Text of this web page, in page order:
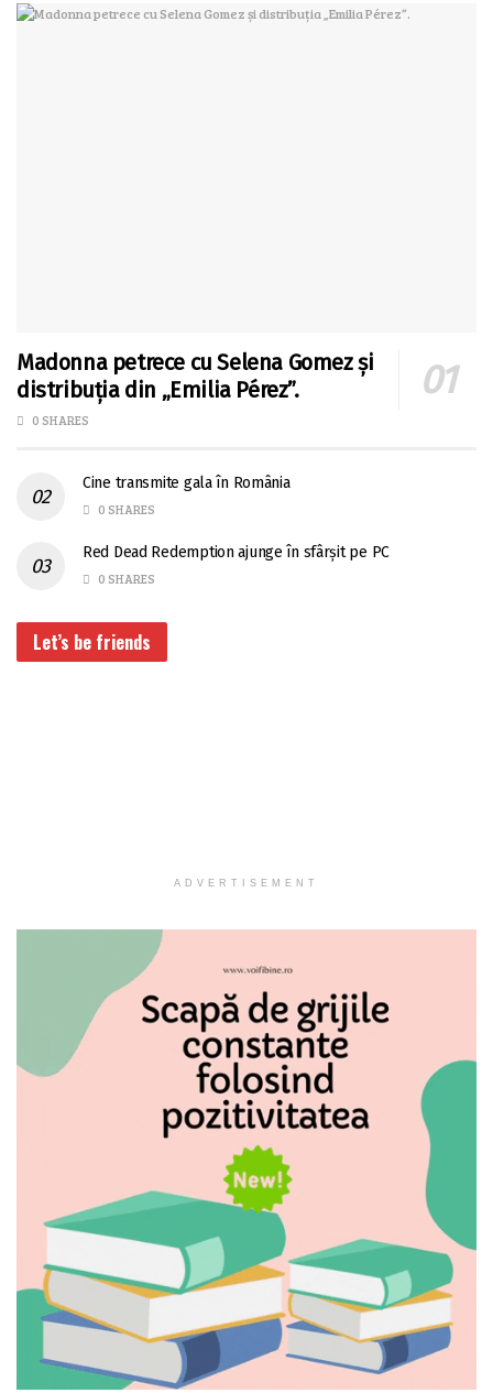
Madonna petrece cu Selena Gomez și
distribuția din „Emilia Pérez”.
0 SHARES
Cine transmite gala în România
0 SHARES
Red Dead Redemption ajunge în sfârșit pe PC
0 SHARES
Let’s be friends
ADVERTISEMENT